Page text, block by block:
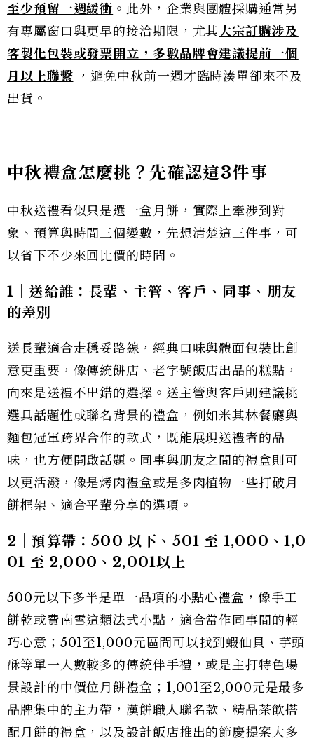
至少預留一週緩衝 。此外，企業與團體採購通常另
有專屬窗口與更早的接洽期限，尤其大宗訂購涉及
客製化包裝或發票開立， 多數品牌會建議提前一個
月以上聯繫 ，避免中秋前一週才臨時湊單卻來不及
出貨。
中秋禮盒怎麼挑？先確認這3件事
中秋送禮看似只是選一盒月餅，實際上牽涉到對
象、預算與時間三個變數，先想清楚這三件事，可
以省下不少來回比價的時間。
1｜送給誰：長輩、主管、客戶、同事、朋友
的差別
送長輩適合走穩妥路線，經典口味與體面包裝比創
意更重要，像傳統餅店、老字號飯店出品的糕點，
向來是送禮不出錯的選擇。送主管與客戶則建議挑
選具話題性或聯名背景的禮盒，例如米其林餐廳與
麵包冠軍跨界合作的款式，既能展現送禮者的品
味，也方便開啟話題。同事與朋友之間的禮盒則可
以更活潑，像是烤肉禮盒或是多肉植物一些打破月
餅框架、適合平輩分享的選項。
2｜預算帶：500 以下、501 至 1,000、1,0
01 至 2,000、2,001以上
500元以下多半是單一品項的小點心禮盒，像手工
餅乾或費南雪這類法式小點，適合當作同事間的輕
巧心意；501至1,000元區間可以找到蝦仙貝、芋頭
酥等單一入數較多的傳統伴手禮，或是主打特色場
景設計的中價位月餅禮盒；1,001至2,000元是最多
品牌集中的主力帶，漢餅職人聯名款、精品茶飲搭
配月餅的禮盒，以及設計飯店推出的節慶提案大多